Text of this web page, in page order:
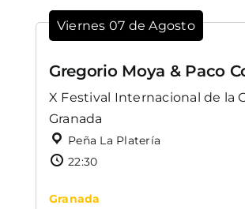
Viernes 07 de Agosto
Gregorio Moya & Paco
X Festival Internacional de la
Granada
Peña La Platería
22:30
Granada